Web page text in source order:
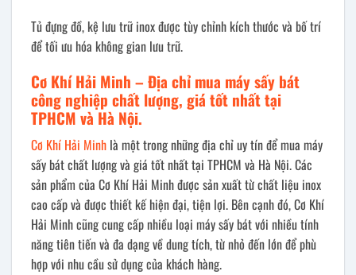
Tủ đựng đồ, kệ lưu trữ inox được tùy chỉnh kích thước và bố trí
để tối ưu hóa không gian lưu trữ.
Cơ Khí Hải Minh – Địa chỉ mua máy sấy bát
công nghiệp chất lượng, giá tốt nhất tại
TPHCM và Hà Nội.
Cơ Khí Hải Minh là một trong những địa chỉ uy tín để mua máy
sấy bát chất lượng và giá tốt nhất tại TPHCM và Hà Nội. Các
sản phẩm của Cơ Khí Hải Minh được sản xuất từ chất liệu inox
cao cấp và được thiết kế hiện đại, tiện lợi. Bên cạnh đó, Cơ Khí
Hải Minh cũng cung cấp nhiều loại máy sấy bát với nhiều tính
năng tiên tiến và đa dạng về dung tích, từ nhỏ đến lớn để phù
hợp với nhu cầu sử dụng của khách hàng.